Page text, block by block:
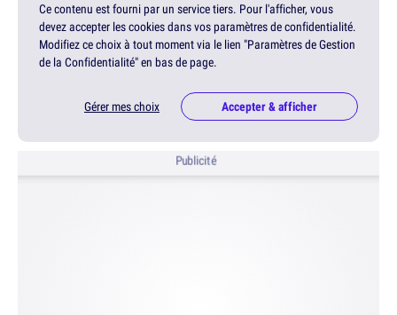
Ce contenu est fourni par un service tiers. Pour l'afficher, vous
devez accepter les cookies dans vos paramètres de confidentialité.
Modifiez ce choix à tout moment via le lien "Paramètres de Gestion
de la Confidentialité" en bas de page.
Gérer mes choix Accepter & afficher
Publicité